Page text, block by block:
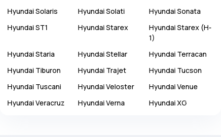
Hyundai Solaris Hyundai Solati Hyundai Sonata
Hyundai ST1 Hyundai Starex Hyundai Starex (H-
1)
Hyundai Staria Hyundai Stellar Hyundai Terracan
Hyundai Tiburon Hyundai Trajet Hyundai Tucson
Hyundai Tuscani Hyundai Veloster Hyundai Venue
Hyundai Veracruz Hyundai Verna Hyundai XG